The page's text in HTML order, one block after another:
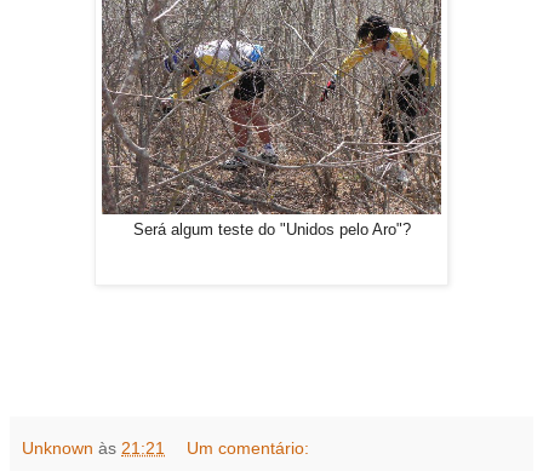
Será algum teste do "Unidos pelo Aro"?
Unknown às 21:21 Um comentário: